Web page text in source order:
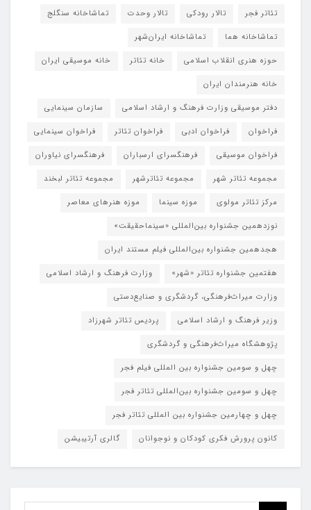
تئاتر فجر
تالار رودکی تالار وحدت
تماشاخانه سنگلج
تماشاخانه هما
تماشاخانه‌ ایران‌شهر
حوزه هنری انقلاب اسلامی
خانه تئاتر
خانه موسیقی ایران
خانه هنرمندان ایران
دفتر موسیقی وزارت فرهنگ و ارشاد اسلامی
سازمان سینمایی
فراخوان
فراخوان ادبی فراخوان تئاتر
فراخوان سینمایی
فراخوان موسیقی
فرهنگسرای ارسباران
فرهنگسرای نیاوران
مجموعه تئاتر شهر
مجموعه تئاترشهر
مجموعه تئاتر لبخند
مرکز تئاتر مولوی
موزه سینما
موزه هنرهای معاصر
نوزدهمین جشنواره بین‌المللی «سینماحقیقت»
هجدهمین جشنواره بین‌المللی فیلم مستند ایران
هفتمین جشنواره تئاتر «شهر»
وزارت فرهنگ و ارشاد اسلامی
وزارت میراث‌فرهنگی، گردشگری و صنایع‌دستی
وزیر فرهنگ و ارشاد اسلامی
پردیس تئاتر شهرزاد
پژوهشگاه میراث‌فرهنگی و گردشگری
چهل و سومین جشنواره بین المللی فیلم فجر
چهل و سومین جشنواره بین‌المللی تئاتر فجر
چهل و چهارمین جشنواره بین المللی تئاتر فجر
کانون پرورش فکری کودکان و نوجوانان
گالری آرتیبیشن